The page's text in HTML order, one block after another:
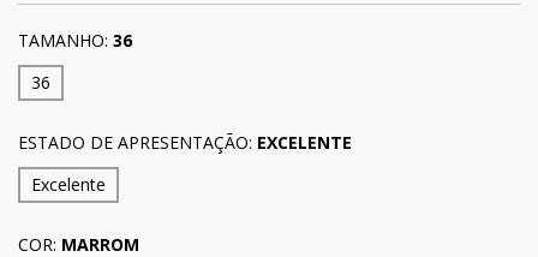
TAMANHO: 36
36
ESTADO DE APRESENTAÇÃO: EXCELENTE
Excelente
COR: MARROM